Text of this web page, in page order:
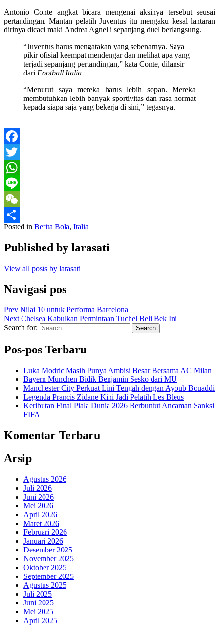
Antonio Conte angkat bicara mengenai aksinya tersebut seusai
pertandingan. Mantan pelatih Juventus itu mengaku kesal lantaran
dirinya dicaci maki Andrea Agnelli sepanjang duel berlangsung.
“Juventus harus mengatakan yang sebenarnya. Saya
pikir ofisial keempat mendengar dan melihat apa yang
terjadi sepanjang pertandingan,” kata Conte, dilansir
dari Football Italia.
“Menurut saya mereka harus lebih sopan. Mereka
membutuhkan lebih banyak sportivitas dan rasa hormat
kepada siapa saja yang bekerja di sini,” tegasnya.
Facebook
Twitter
WhatsApp
Line
WeChat
Share
Posted in Berita Bola, Italia
Published by larasati
View all posts by larasati
Navigasi pos
Prev Nilai 10 untuk Performa Barcelona
Next Chelsea Kabulkan Permintaan Tuchel Beli Bek Ini
Search for:
Search
Pos-pos Terbaru
Luka Modric Masih Punya Ambisi Besar Bersama AC Milan
Bayern Munchen Bidik Benjamin Sesko dari MU
Manchester City Perkuat Lini Tengah dengan Ayoub Bouaddi
Legenda Prancis Zidane Kini Jadi Pelatih Les Bleus
Keributan Final Piala Dunia 2026 Berbuntut Ancaman Sanksi
FIFA
Komentar Terbaru
Arsip
Agustus 2026
Juli 2026
Juni 2026
Mei 2026
April 2026
Maret 2026
Februari 2026
Januari 2026
Desember 2025
November 2025
Oktober 2025
September 2025
Agustus 2025
Juli 2025
Juni 2025
Mei 2025
April 2025